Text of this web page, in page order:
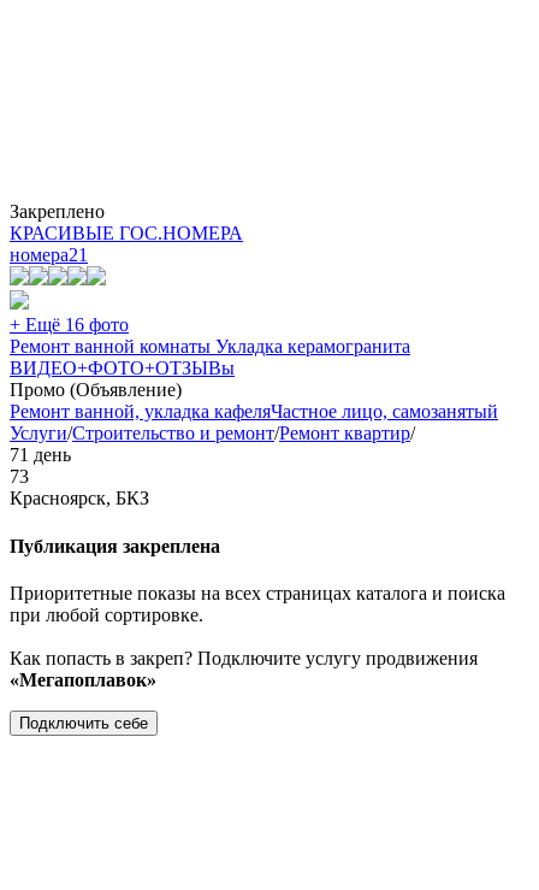
Закреплено
КРАСИВЫЕ ГОС.НОМЕРА
номера21
+ Ещё 16 фото
Ремонт ванной комнаты Укладка керамогранита
ВИДЕО+ФОТО+ОТЗЫВы
Промо (Объявление)
Ремонт ванной, укладка кафеляЧастное лицо, самозанятый
Услуги/Строительство и ремонт/Ремонт квартир/
71 день
73
Красноярск, БКЗ
Публикация закреплена
Приоритетные показы на всех страницах каталога и поиска
при любой сортировке.
Как попасть в закреп? Подключите услугу продвижения
«Мегапоплавок»
Подключить себе